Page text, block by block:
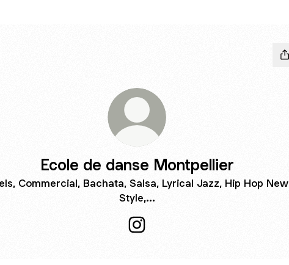
Ecole de danse Montpellier
Commercial, Bachata, Salsa, Lyrical Jazz, Hip Hop New
Style,...